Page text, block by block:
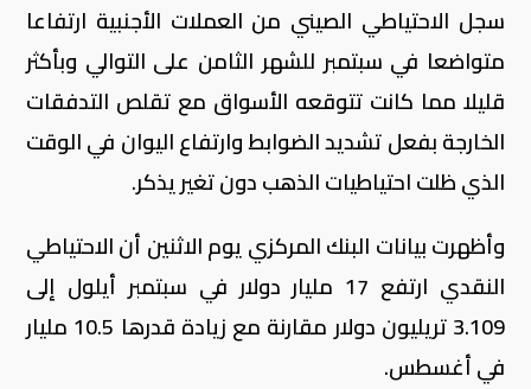
سجل الاحتياطي الصيني من العملات الأجنبية ارتفاعا
متواضعا في سبتمبر للشهر الثامن على التوالي وبأكثر
قليلا مما كانت تتوقعه الأسواق مع تقلص التدفقات
الخارجة بفعل تشديد الضوابط وارتفاع اليوان في الوقت
الذي ظلت احتياطيات الذهب دون تغير يذكر.
وأظهرت بيانات البنك المركزي يوم الاثنين أن الاحتياطي
النقدي ارتفع 17 مليار دولار في سبتمبر أيلول إلى
3.109 تريليون دولار مقارنة مع زيادة قدرها 10.5 مليار
في أغسطس.